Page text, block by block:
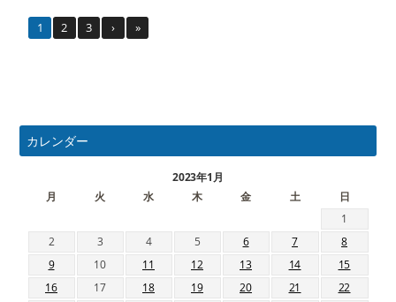
1 2 3 › »
カレンダー
2023年1月
月
火 水 木 金 土
日
1
2
3 4 5 6 7
8
9
10 11 12 13 14
15
16
17 18 19 20 21
22